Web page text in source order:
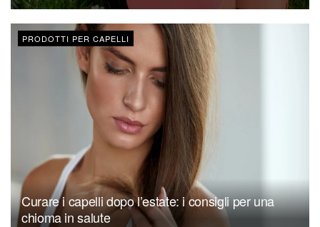
PRODOTTI PER CAPELLI
Curare i capelli dopo l’estate: i consigli per una
chioma in salute